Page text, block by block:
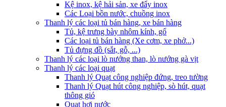
Kệ inox, kệ hải sản, xe đẩy inox
Các Loại bồn nước, chuồng inox
Thanh lý các loại tủ bán hàng, xe bán hàng
Tủ, kệ trưng bày nhôm kính, gổ
Các loại tủ bán hàng (Xe cơm, xe phở...)
Tủ đựng đồ (sắt, gỗ, ...)
Thanh lý các loại lò nướng than, lò nướng gà vịt
Thanh lý các loại quạt
Thanh lý Quạt công nghiệp đứng, treo tường
Thanh lý Quạt hút công nghiệp, sò hút, quạt
thông gió
Quạt hơi nước